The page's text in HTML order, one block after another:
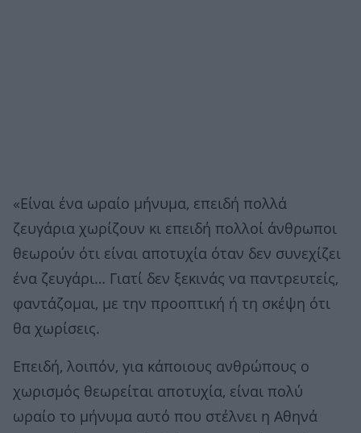
«Είναι ένα ωραίο μήνυμα, επειδή πολλά
ζευγάρια χωρίζουν κι επειδή πολλοί άνθρωποι
θεωρούν ότι είναι αποτυχία όταν δεν συνεχίζει
ένα ζευγάρι… Γιατί δεν ξεκινάς να παντρευτείς,
φαντάζομαι, με την προοπτική ή τη σκέψη ότι
θα χωρίσεις.
Επειδή, λοιπόν, για κάποιους ανθρώπους ο
χωρισμός θεωρείται αποτυχία, είναι πολύ
ωραίο το μήνυμα αυτό που στέλνει η Αθηνά